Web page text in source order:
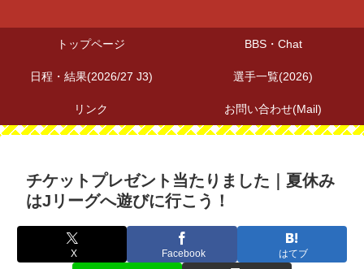
トップページ BBS・Chat
日程・結果(2026/27 J3) 選手一覧(2026)
リンク お問い合わせ(Mail)
チケットプレゼント当たりました｜夏休み
はJリーグへ遊びに行こう！
X Facebook はてブ